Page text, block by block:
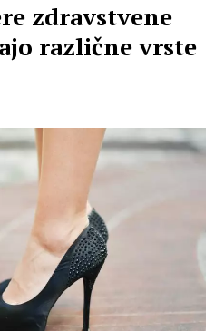
zdravstvene
različne vrste